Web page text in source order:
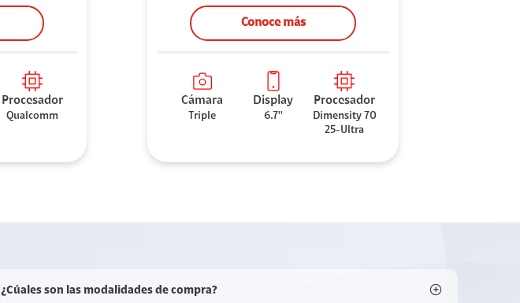
Procesador
Qualcomm
Conoce más
Cámara
Triple
Display
6.7''
Procesador
Dimensity 70
25-Ultra
¿Cúales son las modalidades de compra?